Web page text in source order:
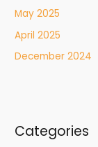
May 2025
April 2025
December 2024
Categories